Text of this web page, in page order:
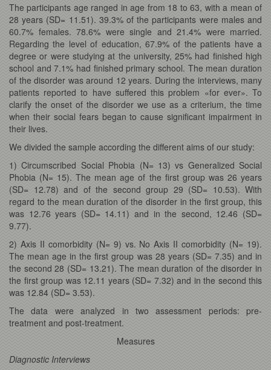
The participants age ranged in age from 18 to 63, with a mean of
28 years (SD= 11.51). 39.3% of the participants were males and
60.7% females. 78.6% were single and 21.4% were married.
Regarding the level of education, 67.9% of the patients have a
degree or were studying at the university, 25% had finished high
school and 7.1% had finished primary school. The mean duration
of the disorder was around 12 years. During the interviews, many
patients reported to have suffered this problem «for ever». To
clarify the onset of the disorder we use as a criterium, the time
when their social fears began to cause significant impairment in
their lives.
We divided the sample according the different aims of our study:
1) Circumscribed Social Phobia (N= 13) vs Generalized Social
Phobia (N= 15). The mean age of the first group was 26 years
(SD= 12.78) and of the second group 29 (SD= 10.53). With
regard to the mean duration of the disorder in the first group, this
was 12.76 years (SD= 14.11) and in the second, 12.46 (SD=
9.77).
2) Axis II comorbidity (N= 9) vs. No Axis II comorbidity (N= 19).
The mean age in the first group was 28 years (SD= 7.35) and in
the second 28 (SD= 13.21). The mean duration of the disorder in
the first group was 12.11 years (SD= 7.32) and in the second this
was 12.84 (SD= 3.53).
The data were analyzed in two assessment periods: pre-
treatment and post-treatment.
Measures
Diagnostic Interviews